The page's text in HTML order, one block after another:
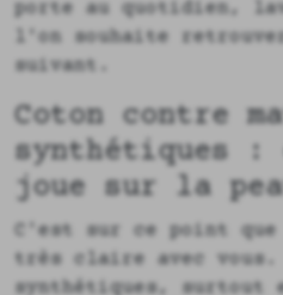
porte au quotidien,
l'on souhaite
suivant.
Coton contre
synthétiques :
joue sur la
C'est sur ce point
très claire avec vous.
synthétiques, surtout